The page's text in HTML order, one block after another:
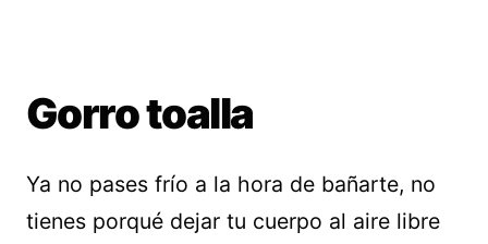
Gorro toalla
Ya no pases frío a la hora de bañarte, no
tienes porqué dejar tu cuerpo al aire libre